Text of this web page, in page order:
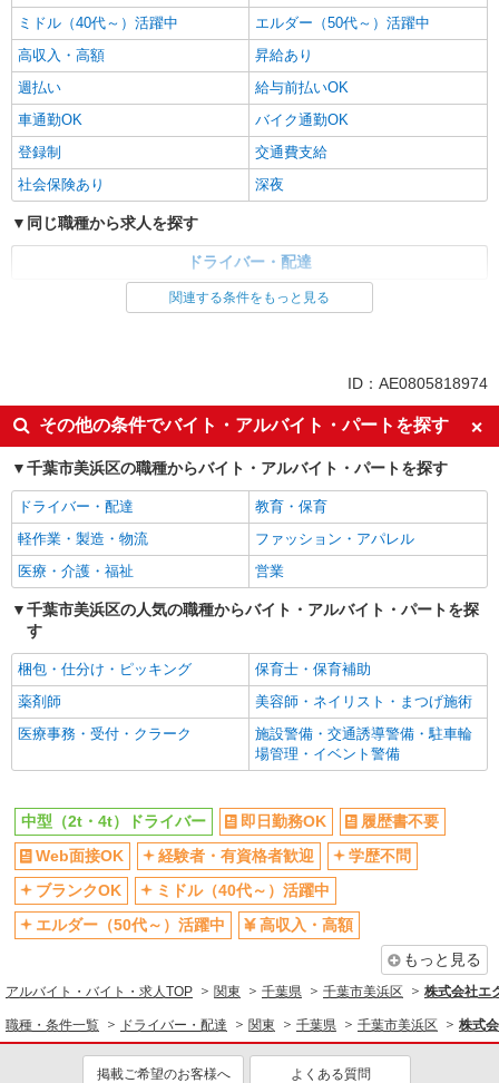
ミドル（40代～）活躍中
エルダー（50代～）活躍中
高収入・高額
昇給あり
週払い
給与前払いOK
車通勤OK
バイク通勤OK
登録制
交通費支給
社会保険あり
深夜
同じ職種から求人を探す
ドライバー・配達
同じ特徴から求人を探す
深夜
関連する条件をもっと見る
ID：AE0805818974
その他の条件でバイト・アルバイト・パートを探す
千葉市美浜区の職種からバイト・アルバイト・パートを探す
ドライバー・配達
教育・保育
軽作業・製造・物流
ファッション・アパレル
医療・介護・福祉
営業
千葉市美浜区の人気の職種からバイト・アルバイト・パートを探
す
梱包・仕分け・ピッキング
保育士・保育補助
薬剤師
美容師・ネイリスト・まつげ施術
医療事務・受付・クラーク
施設警備・交通誘導警備・駐車輪
場管理・イベント警備
中型（2t・4t）ドライバー 即日勤務OK
履歴書不要
Web面接OK
経験者・有資格者歓迎
学歴不問
ブランクOK
ミドル（40代～）活躍中
エルダー（50代～）活躍中
高収入・高額
もっと見る
アルバイト・バイト・求人TOP 関東 千葉県 千葉市美浜区 株式会社エ
職種・条件一覧 ドライバー・配達 関東 千葉県 千葉市美浜区 株式
掲載ご希望のお客様へ よくある質問